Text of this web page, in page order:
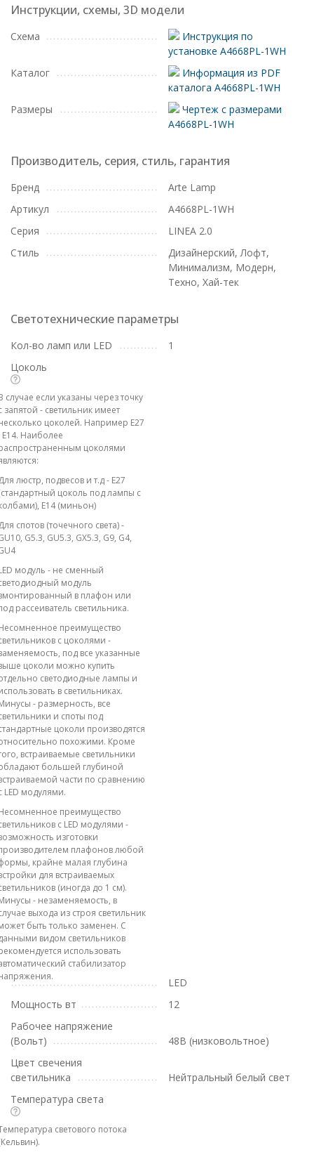
Инструкции, схемы, 3D модели
Схема
Инструкция по
установке A4668PL-1WH
Каталог
Информация из PDF
каталога A4668PL-1WH
Размеры
Чертеж с размерами
A4668PL-1WH
Производитель, серия, стиль, гарантия
Бренд
Arte Lamp
Артикул
A4668PL-1WH
Серия
LINEA 2.0
Стиль
Дизайнерский, Лофт,
Минимализм, Модерн,
Техно, Хай-тек
Светотехнические параметры
Кол-во ламп или LED
1
Цоколь
случае если указаны через точку
запятой - светильник имеет
цоколей. Например E27
E14. Наиболее
цоколями
люстр, подвесов и т.д - E27
цоколь под лампы с
E14 (миньон)
спотов (точечного света) -
G5.3, GU5.3, GX5.3, G9, G4,
модуль - не сменный
модуль
в плафон или
рассеиватель светильника.
преимущество
с цоколями -
под все указанные
цоколи можно купить
светодиодные лампы и
в светильниках.
- размерность, все
и споты под
цоколи производятся
похожими. Кроме
встраиваемые светильники
большей глубиной
части по сравнению
LED модулями.
преимущество
с LED модулями -
изготовки
плафонов любой
крайне малая глубина
для встраиваемых
(иногда до 1 см).
- незаменяемость, в
выхода из строя светильник
быть только заменен. С
видом светильников
использовать
стабилизатор
LED
Мощность вт
12
Рабочее напряжение
(Вольт)
48В (низковольтное)
Цвет свечения
светильника
Нейтральный белый свет
Температура света
светового потока